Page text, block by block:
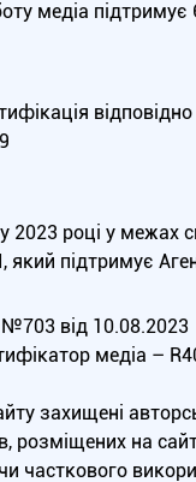
медіа
2023 році у межах
який підтримує
від 10.08.2023
медіа –
захищені
розміщених на
часткового